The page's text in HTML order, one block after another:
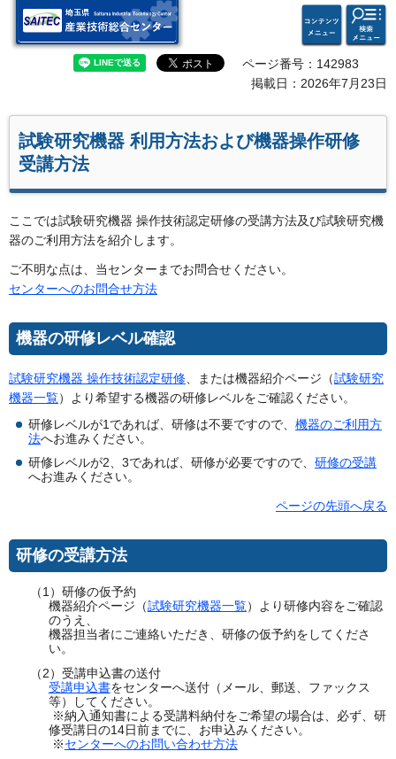
埼玉県 産業技術総合セン
コンテ
ンツメ
ニュー
検索・
共通メ
ニュー
ページ番号：142983
掲載日：2026年7月23日
試験研究機器 利用方法および機器操作研修
受講方法
ここでは試験研究機器 操作技術認定研修の受講方法及び試験研究機
器のご利用方法を紹介します。
ご不明な点は、当センターまでお問合せください。
センターへのお問合せ方法
機器の研修レベル確認
試験研究機器 操作技術認定研修 、または機器紹介ページ（試験研究
機器一覧）より希望する機器の研修レベルをご確認ください。
研修レベルが1であれば、研修は不要ですので、 機器のご利用方
法へお進みください。
研修レベルが2、3であれば、研修が必要ですので、 研修の受講
へお進みください。
ページの先頭へ戻る
研修の受講方法
（1）研修の仮予約
機器紹介ページ（試験研究機器一覧）より研修内容をご確認
のうえ、
機器担当者にご連絡いただき、研修の仮予約をしてくださ
い。
（2）受講申込書の送付
受講申込書をセンターへ送付（メール、郵送、ファックス
等）してください。
※納入通知書による受講料納付をご希望の場合は、必ず、研
修受講日の14日前までに、お申込みください。
※センターへのお問い合わせ方法